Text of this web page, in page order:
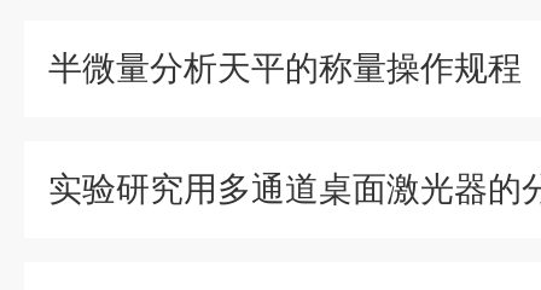
半微量分析天平的称量操作规程